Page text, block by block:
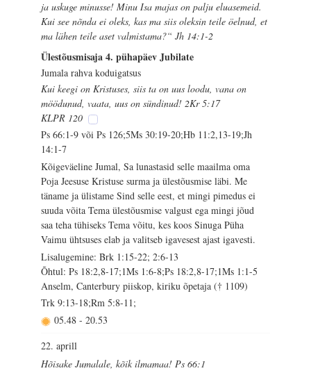
ja uskuge minusse! Minu Isa majas on palju eluasemeid.
Kui see nõnda ei oleks, kas ma siis oleksin teile öelnud, et
ma lähen teile aset valmistama?“ Jh 14:1-2
Ülestõusmisaja 4. pühapäev Jubilate
Jumala rahva koduigatsus
Kui keegi on Kristuses, siis ta on uus loodu, vana on
möödunud, vaata, uus on sündinud! 2Kr 5:17
KLPR 120
Ps 66:1-9 või Ps 126;5Ms 30:19-20;Hb 11:2,13-19;Jh
14:1-7
Kõigeväeline Jumal, Sa lunastasid selle maailma oma
Poja Jeesuse Kristuse surma ja ülestõusmise läbi. Me
täname ja ülistame Sind selle eest, et mingi pimedus ei
suuda võita Tema ülestõusmise valgust ega mingi jõud
saa teha tühiseks Tema võitu, kes koos Sinuga Püha
Vaimu ühtsuses elab ja valitseb igavesest ajast igavesti.
Lisalugemine: Brk 1:15-22; 2:6-13
Õhtul: Ps 18:2,8-17;1Ms 1:6-8;Ps 18:2,8-17;1Ms 1:1-5
Anselm, Canterbury piiskop, kiriku õpetaja († 1109)
Trk 9:13-18;Rm 5:8-11;
05.48 - 20.53
22. aprill
Hõisake Jumalale, kõik ilmamaa! Ps 66:1